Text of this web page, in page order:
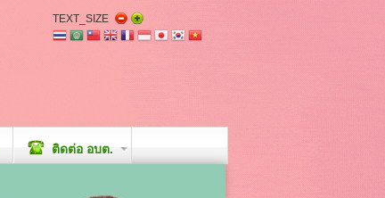
TEXT_SIZE
ติดต่อ อบต.